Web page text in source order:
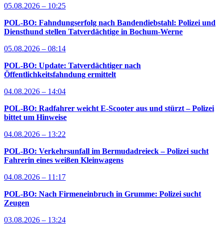
05.08.2026 – 10:25
POL-BO: Fahndungserfolg nach Bandendiebstahl: Polizei und
Diensthund stellen Tatverdächtige in Bochum-Werne
05.08.2026 – 08:14
POL-BO: Update: Tatverdächtiger nach
Öffentlichkeitsfahndung ermittelt
04.08.2026 – 14:04
POL-BO: Radfahrer weicht E-Scooter aus und stürzt – Polizei
bittet um Hinweise
04.08.2026 – 13:22
POL-BO: Verkehrsunfall im Bermudadreieck – Polizei sucht
Fahrerin eines weißen Kleinwagens
04.08.2026 – 11:17
POL-BO: Nach Firmeneinbruch in Grumme: Polizei sucht
Zeugen
03.08.2026 – 13:24